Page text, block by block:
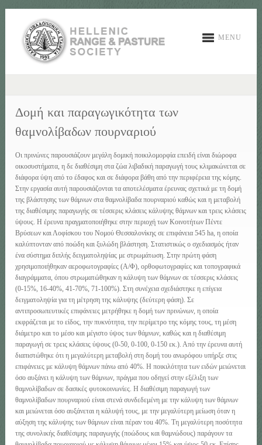
MENU
Δομή και παραγωγικότητα των
θαμνολίβαδων πουρναριού
Οι πρινώνες παρουσιάζουν μεγάλη δομική ποικιλομορφία επειδή είναι διώροφα
οικοσυστήματα, η δε διαθέσιμη στα ζώα λιβαδική παραγωγή τους κλιμακώνεται σε
διάφορα ύψη από το έδαφος και σε διάφορα βάθη από την περιφέρεια της κόμης.
Στην εργασία αυτή παρουσιάζονται τα αποτελέσματα έρευνας σχετικά με τη δομή
της βλάστησης των θάμνων στα θαμνολίβαδα πουρναριού καθώς και η μεταβολή
της διαθέσιμης παραγωγής σε τέσσερις κλάσεις κάλυψης θάμνων και τρεις κλάσεις
ύψους. Η έρευνα πραγματοποιήθηκε στην περιοχή των Κοινοτήτων Πέντε
Βρύσεων και Λοφίσκου του Νομού Θεσσαλονίκης σε επιφάνεια 545 ha, η οποία
καλύπτονταν από ποώδη και ξυλώδη βλάστηση. Στατιστικώς ο σχεδιασμός ήταν
ένα σύστημα διπλής δειγματοληψίας με στρωμάτωση. Στην πρώτη φάση
χρησιμοποιήθηκαν αεροφωτογραφίες (Α/Φ), ορθοφωτογραφίες και τοπογραφικά
διαγράμματα, όπου στρωματώθηκαν η κάλυψη των θάμνων σε τέσσερις κλάσεις
(0-15%, 16-40%, 41-70%, 71-100%). Στη συνέχεια σχεδιάστηκε η επίγεια
δειγματοληψία για τη μέτρηση της κάλυψης (δεύτερη φάση). Σε
αντιπροσωπευτικές επιφάνειες μετρήθηκε η δομή των πρινώνων, η οποία
εκφράζεται με το είδος, την πυκνότητα, την περίμετρο της κόμης τους, τη μέση
διάμετρο και το μέσο και μέγιστο ύψος των θάμνων, καθώς και η διαθέσιμη
παραγωγή σε τρεις κλάσεις ύψους (0-50, 0-100, 0-150 εκ.). Από την έρευνα αυτή
διαπιστώθηκε ότι η μεγαλύτερη μεταβολή στη δομή του ανωρόφου υπήρξε στις
επιφάνειες με κάλυψη θάμνων πάνω από 40%. Η ποικιλότητα των ειδών μειώνεται
όσο αυξάνει η κάλυψη των θάμνων, πράγμα που οδηγεί στην εξέλιξη των
θαμνολίβαδων σε δασικές φυτοκοινωνίες. Η διαθέσιμη παραγωγή των
θαμνολίβαδων πουρναριού είναι στενά συνδεδεμένη με την κάλυψη των θάμνων
και μειώνεται όσο αυξάνεται η κάλυψή τους, με την μεγαλύτερη μείωση όταν η
αύξηση της κάλυψης των θάμνων είναι πέραν τοu 40%. Τη μεγαλύτερη ποσότητα
της συνολικής διαθέσιμης παραγωγής (ποώδους και θαμνώδους) παράγουν τα